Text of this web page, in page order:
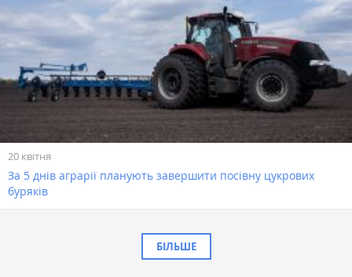
20 квітня
За 5 днів аграрії планують завершити посівну цукрових
буряків
БІЛЬШЕ